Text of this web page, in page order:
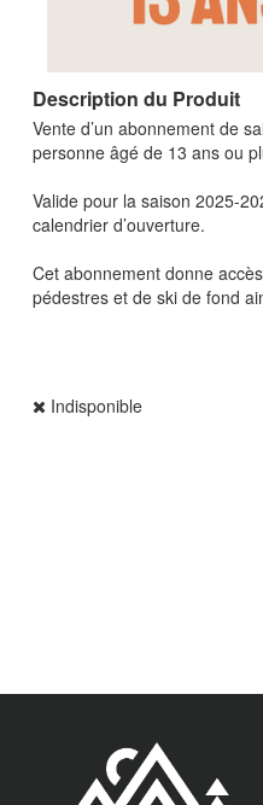
Description du Produit
Vente d’un abonnement de
personne âgé de 13 ans ou
Valide pour la saison 2025-
calendrier d’ouverture.
Cet abonnement donne
pédestres et de ski de fond
Indisponible